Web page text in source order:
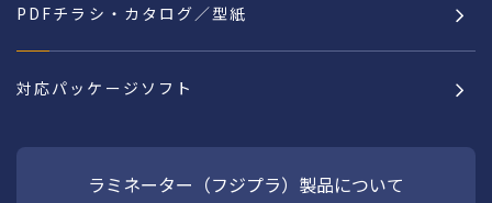
PDFチラシ・カタログ／型紙
対応パッケージソフト
ラミネーター（フジプラ）製品について